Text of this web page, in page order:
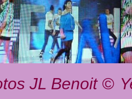
JL Benoit ©